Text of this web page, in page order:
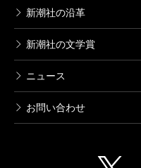
新潮社の沿革
新潮社の文学賞
ニュース
お問い合わせ